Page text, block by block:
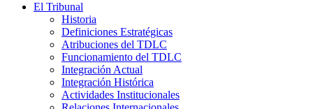
El Tribunal
Historia
Definiciones Estratégicas
Atribuciones del TDLC
Funcionamiento del TDLC
Integración Actual
Integración Histórica
Actividades Institucionales